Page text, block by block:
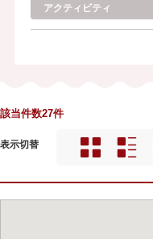
アクティビティ
該当件数27件
表示切替